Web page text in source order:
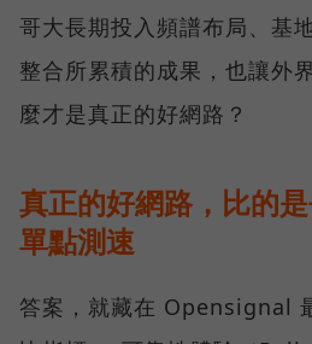
哥大長期投入頻譜布局、基
整合所累積的成果，也讓外
麼才是真正的好網路？
真正的好網路，比的
單點測速
答案，就藏在 Opensignal